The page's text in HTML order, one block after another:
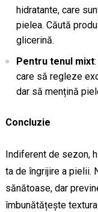
hidratante, care
pielea. Căută
glicerină.
Pentru tenul mixt
care să regleze
dar să mențină
Concluzie
Indiferent de sezon,
ta de îngrijire a pielii.
sănătoase, dar
îmbunătățește